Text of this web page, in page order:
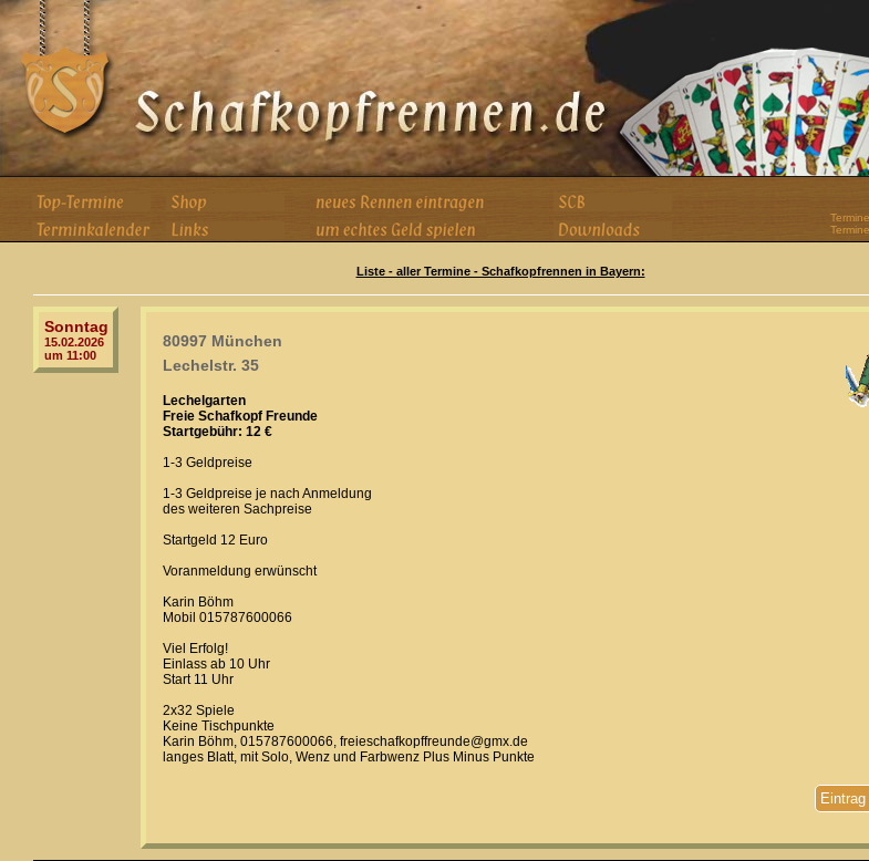
Liste - aller Termine - Schafkopfrennen in Bayern:
Sonntag
15.02.2026
um 11:00
80997 München
Lechelstr. 35
Lechelgarten
Freie Schafkopf Freunde
Startgebühr: 12 €
1-3 Geldpreise
1-3 Geldpreise je nach Anmeldung
des weiteren Sachpreise
Startgeld 12 Euro
Voranmeldung erwünscht
Karin Böhm
Mobil 015787600066
Viel Erfolg!
Einlass ab 10 Uhr
Start 11 Uhr
2x32 Spiele
Keine Tischpunkte
Karin Böhm, 015787600066, freieschafkopffreunde@gmx.de
langes Blatt, mit Solo, Wenz und Farbwenz Plus Minus Punkte